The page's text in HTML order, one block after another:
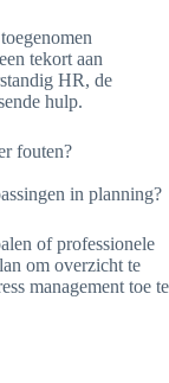
tekort aan
HR, de
hulp.
fouten?
in planning?
of professionele
om overzicht te
management toe te